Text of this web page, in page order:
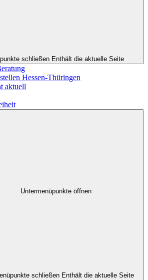
schließen Enthält die aktuelle Seite
Hessen-Thüringen
aktuell
Untermenüpunkte öffnen
schließen Enthält die aktuelle Seite